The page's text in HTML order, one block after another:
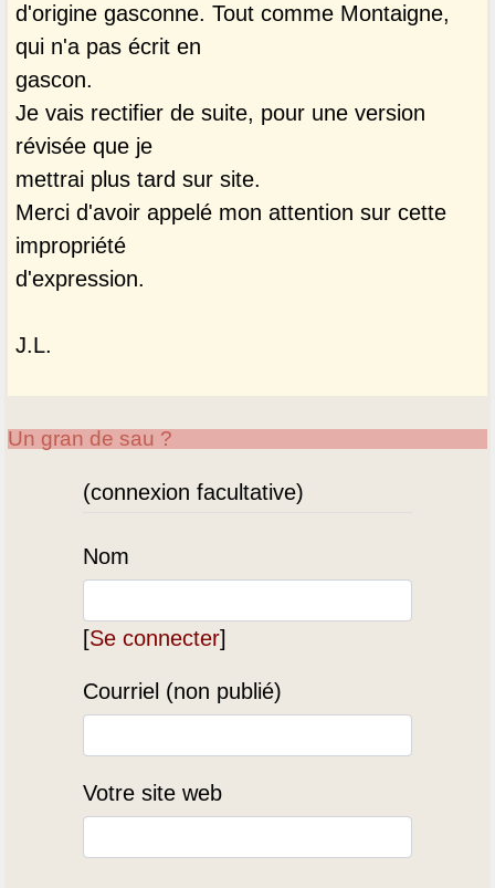
d'origine gasconne. Tout comme Montaigne,
qui n'a pas écrit en
gascon.
Je vais rectifier de suite, pour une version
révisée que je
mettrai plus tard sur site.
Merci d'avoir appelé mon attention sur cette
impropriété
d'expression.
J.L.
Un gran de sau ?
(connexion facultative)
Nom
[Se connecter]
Courriel (non publié)
Votre site web